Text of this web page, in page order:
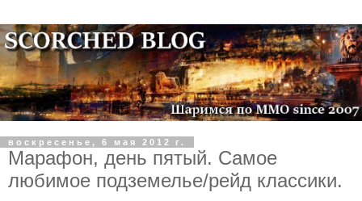
воскресенье, 6 мая 2012 г.
Марафон, день пятый. Самое
любимое подземелье/рейд классики.